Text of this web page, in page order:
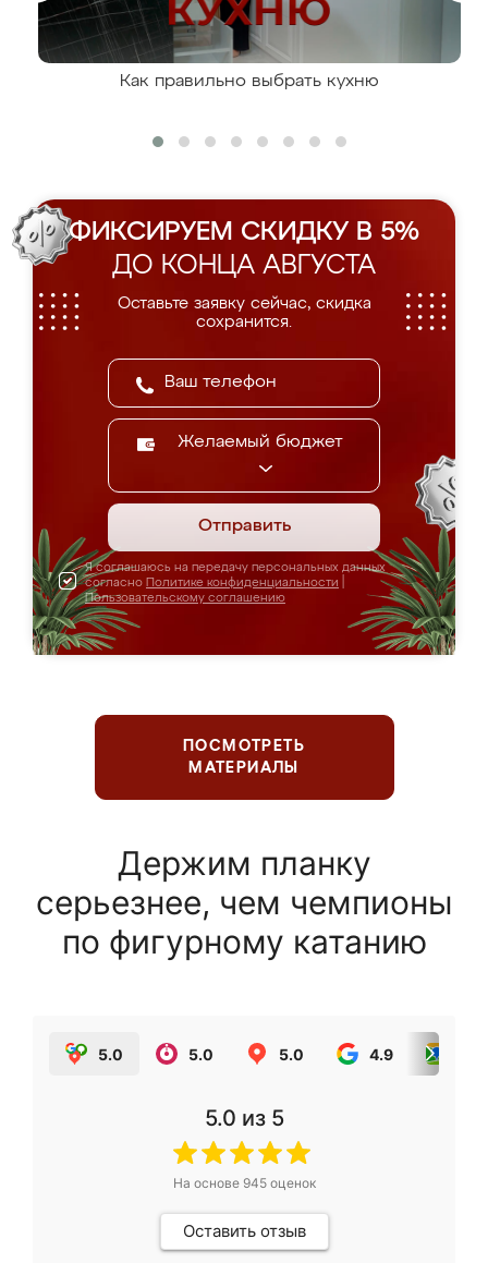
Как правильно выбрать кухню
ФИКСИРУЕМ СКИДКУ В 5%
ДО КОНЦА АВГУСТА
Оставьте заявку сейчас, скидка
сохранится.
Желаемый бюджет
Отправить
Я соглашаюсь на передачу персональных данных
согласно Политике конфиденциальности
Пользовательскому соглашению
ПОСМОТРЕТЬ
МАТЕРИАЛЫ
Держим планку
серьезнее, чем чемпионы
по фигурному катанию
5.0 5.0 5.0 4.9
5.0 из 5
На основе 945оценок
Оставить отзыв